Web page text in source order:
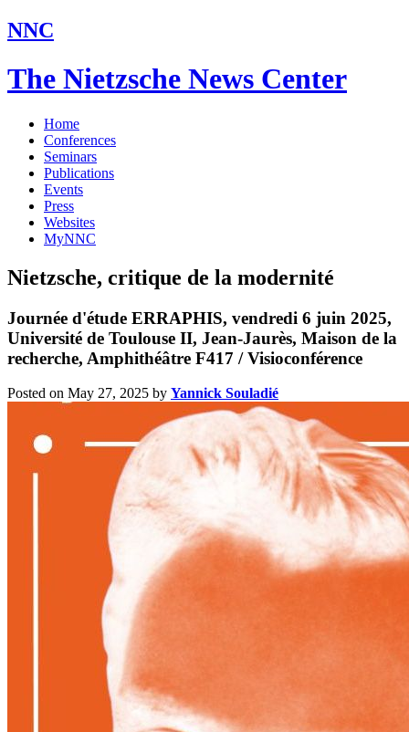
NNC
The Nietzsche News Center
Home
Conferences
Seminars
Publications
Events
Press
Websites
MyNNC
Nietzsche, critique de la modernité
Journée d'étude ERRAPHIS, vendredi 6 juin 2025,
Université de Toulouse II, Jean-Jaurès, Maison de la
recherche, Amphithéâtre F417 / Visioconférence
Posted on May 27, 2025 by Yannick Souladié